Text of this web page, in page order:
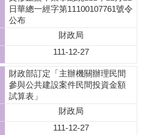
日華總一經字第11100107761號令
公布
財政局
111-12-27
財政部訂定「主辦機關辦理民間
參與公共建設案件民間投資金額
試算表」
財政局
111-12-27